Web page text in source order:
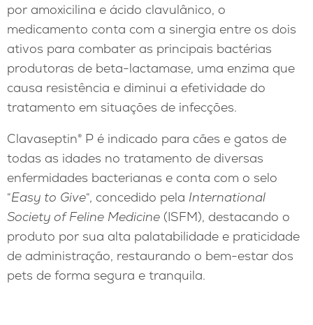
por amoxicilina e ácido clavulânico, o
medicamento conta com a sinergia entre os dois
ativos para combater as principais bactérias
produtoras de beta-lactamase, uma enzima que
causa resistência e diminui a efetividade do
tratamento em situações de infecções.
Clavaseptin® P é indicado para cães e gatos de
todas as idades no tratamento de diversas
enfermidades bacterianas e conta com o selo
“Easy to Give“, concedido pela International
Society of Feline Medicine (ISFM), destacando o
produto por sua alta palatabilidade e praticidade
de administração, restaurando o bem-estar dos
pets de forma segura e tranquila.